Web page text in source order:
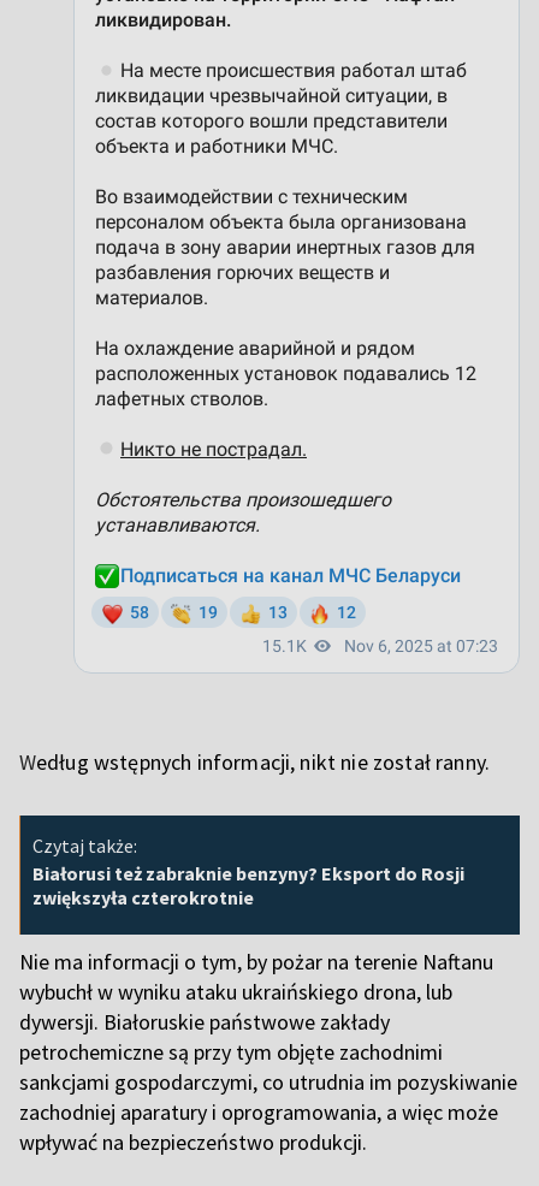
Według wstępnych informacji, nikt nie został ranny.
Czytaj także:
Białorusi też zabraknie benzyny? Eksport do Rosji
zwiększyła czterokrotnie
Nie ma informacji o tym, by pożar na terenie Naftanu
wybuchł w wyniku ataku ukraińskiego drona, lub
dywersji. Białoruskie państwowe zakłady
petrochemiczne są przy tym objęte zachodnimi
sankcjami gospodarczymi, co utrudnia im pozyskiwanie
zachodniej aparatury i oprogramowania, a więc może
wpływać na bezpieczeństwo produkcji.